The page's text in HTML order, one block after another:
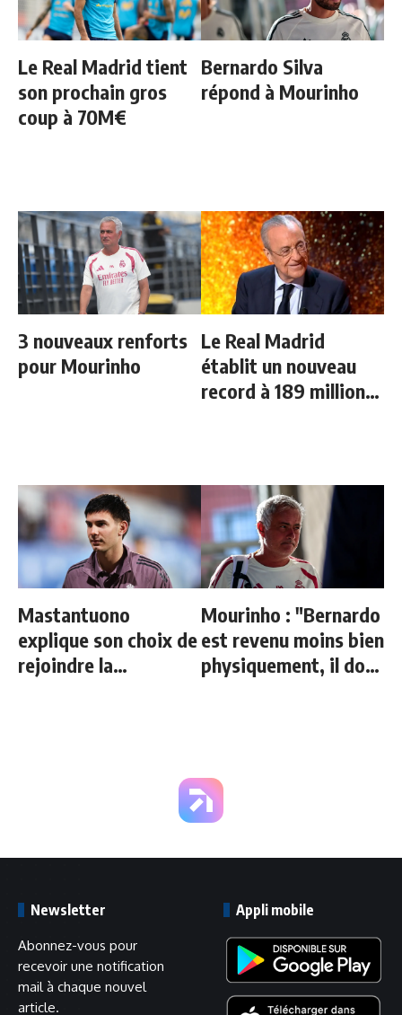
Le Real Madrid tient
son prochain gros
coup à 70M€
Bernardo Silva
répond à Mourinho
3 nouveaux renforts
pour Mourinho
Le Real Madrid
établit un nouveau
record à 189 millions
Mastantuono
explique son choix de
rejoindre la
Mourinho : "Bernardo
est revenu moins bien
physiquement, il doit
Newsletter
Abonnez-vous pour
recevoir une notification
mail à chaque nouvel
article.
Appli mobile